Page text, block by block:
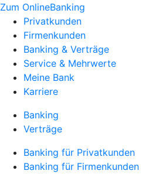
Zum OnlineBanking
Privatkunden
Firmenkunden
Banking & Verträge
Service & Mehrwerte
Meine Bank
Karriere
Banking
Verträge
Banking für Privatkunden
Banking für Firmenkunden